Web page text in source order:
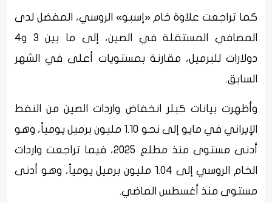
كما تراجعت علاوة خام «إسبو» الروسي، المفضل لدى
المصافي المستقلة في الصين، إلى ما بين 3 و4
دولارات للبرميل، مقارنة بمستويات أعلى في الشهر
السابق.
وأظهرت بيانات كبلر انخفاض واردات الصين من النفط
الإيراني في مايو إلى نحو 1.10 مليون برميل يومياً، وهو
أدنى مستوى منذ مطلع 2025، فيما تراجعت واردات
الخام الروسي إلى 1.04 مليون برميل يومياً، وهو أدنى
مستوى منذ أغسطس الماضي.